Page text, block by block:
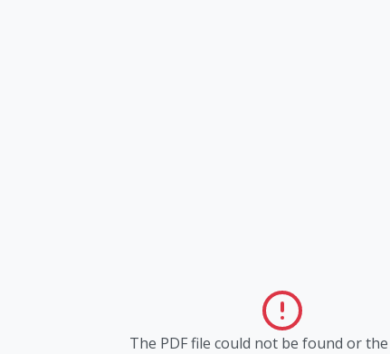
The PDF file could not be found or